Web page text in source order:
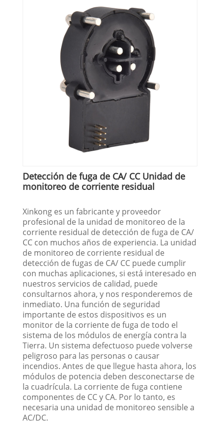
Detección de fuga de CA/ CC Unidad de
monitoreo de corriente residual
Xinkong es un fabricante y proveedor
profesional de la unidad de monitoreo de la
corriente residual de detección de fuga de CA/
CC con muchos años de experiencia. La unidad
de monitoreo de corriente residual de
detección de fugas de CA/ CC puede cumplir
con muchas aplicaciones, si está interesado en
nuestros servicios de calidad, puede
consultarnos ahora, y nos responderemos de
inmediato. Una función de seguridad
importante de estos dispositivos es un
monitor de la corriente de fuga de todo el
sistema de los módulos de energía contra la
Tierra. Un sistema defectuoso puede volverse
peligroso para las personas o causar
incendios. Antes de que llegue hasta ahora, los
módulos de potencia deben desconectarse de
la cuadrícula. La corriente de fuga contiene
componentes de CC y CA. Por lo tanto, es
necesaria una unidad de monitoreo sensible a
AC/DC.